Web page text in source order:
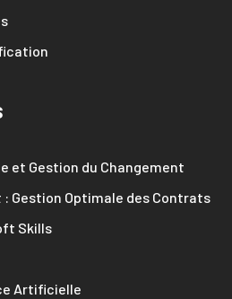
et Gestion du Changement
Gestion Optimale des Contrats
Skills
Artificielle